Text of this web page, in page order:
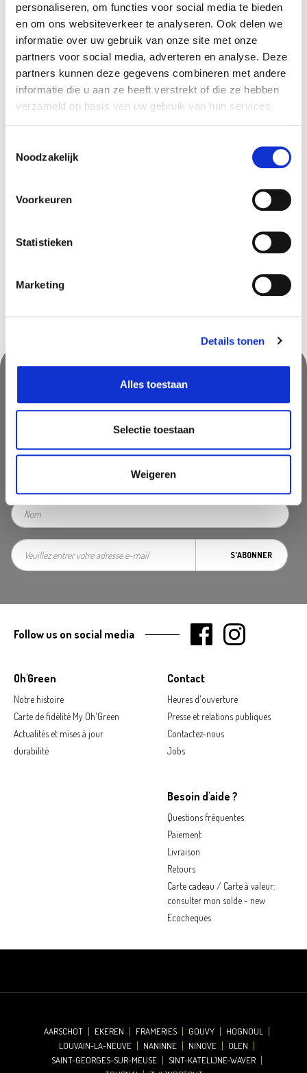
personaliseren, om functies voor social media te bieden
en om ons websiteverkeer te analyseren. Ook delen we
informatie over uw gebruik van onze site met onze
partners voor social media, adverteren en analyse. Deze
partners kunnen deze gegevens combineren met andere
informatie die u aan ze heeft verstrekt of die ze hebben
verzameld op basis van uw gebruik van hun services.
Noodzakelijk
Voorkeuren
Statistieken
Marketing
Details tonen
Alles toestaan
Selectie toestaan
Weigeren
Opérateur économique responsable dans
l’UE
Voir les informations
Disponible dans les magasins
Louvain-la-Neuve
Sint-Katelijne-Waver
Suivez-nous & ne manquez rien!
nouvelles. Abonnez vous à notre newsletter
S'ABONNER
Oh'Green
Notre histoire
Carte de fidélité My Oh'Green
Actualités et mises à jour
durabilité
Contact
Heures d'ouverture
Presse et relations publiques
Contactez-nous
Jobs
Besoin d'aide ?
Questions fréquentes
Paiement
Livraison
Retours
Carte cadeau / Carte à valeur:
consulter mon solde - new
Ecocheques
Follow us on social media
AARSCHOT EKEREN FRAMERIES GOUVY
HOGNOUL
LOUVAIN-LA-NEUVE
NANINNE NINOVE
OLEN
SAINT-GEORGES-SUR-MEUSE
SINT-KATELIJNE-WAVER